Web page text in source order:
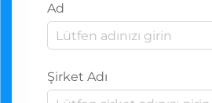
Ad
Şirket Adı